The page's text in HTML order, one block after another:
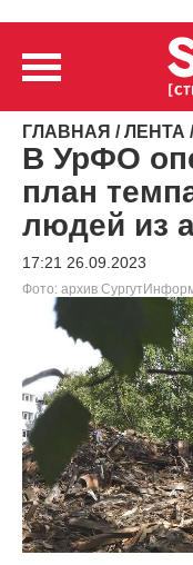
ГЛАВНАЯ /ЛЕНТА
В УрФО
план
людей из
17:21 26.09.2023
Фото: архив